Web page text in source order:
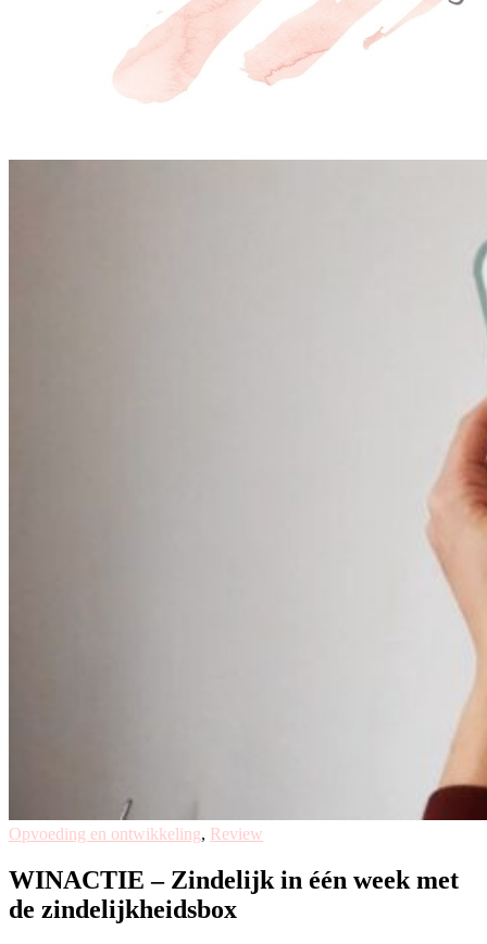
Opvoeding en ontwikkeling, Review
WINACTIE – Zindelijk in één week met
de zindelijkheidsbox